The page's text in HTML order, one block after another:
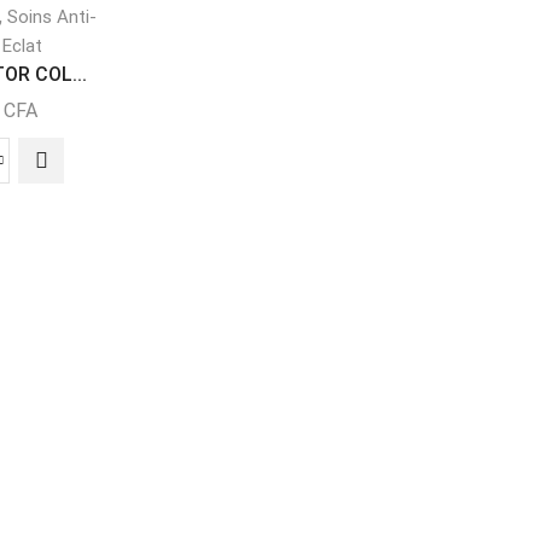
,Soins Anti-
COL...
CFA